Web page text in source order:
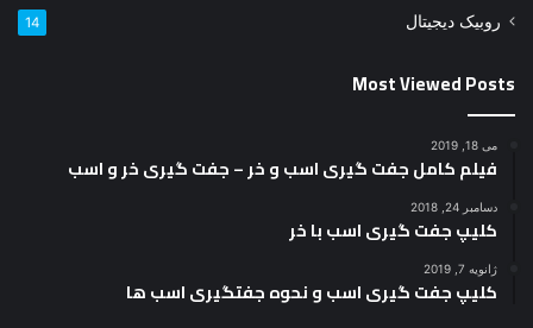
روبیک دیجیتال 14
Most Viewed Posts
می 18, 2019
فیلم کامل جفت گیری اسب و خر – جفت گیری خر و اسب
دسامبر 24, 2018
کلیپ جفت گیری اسب با خر
ژانویه 7, 2019
کلیپ جفت گیری اسب و نحوه جفتگیری اسب ها